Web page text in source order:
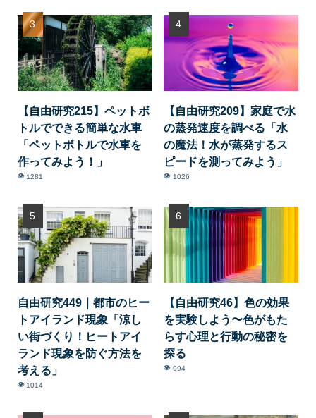
【自由研究215】ペットボ
トルでできる簡単な水車
「ペットボトルで水車を
作ってみよう！」
1281
【自由研究209】家庭で水
の蒸発速度を調べる「水
の魔法！水が蒸発するス
ピードを測ってみよう」
1026
自由研究449｜都市のヒー
トアイランド現象「涼し
い街づくり！ヒートアイ
ランド現象を防ぐ方法を
考える」
1014
【自由研究46】色の効果
を実験しよう〜色がもた
らす心理と行動の秘密を
探る
994